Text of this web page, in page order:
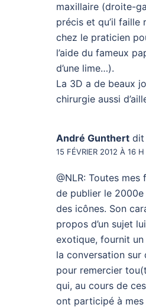
maxillaire (droite-
précis et qu’il faille
chez le praticien
l’aide du fameux
d’une lime…).
La 3D a de beaux
chirurgie aussi
André Gunthert dit
15 FÉVRIER 2012 À 16
@NLR: Toutes
de publier le 2000e
des icônes. Son
propos d’un sujet
exotique, fournit
la conversation sur
pour remercier
qui, au cours de
ont participé à